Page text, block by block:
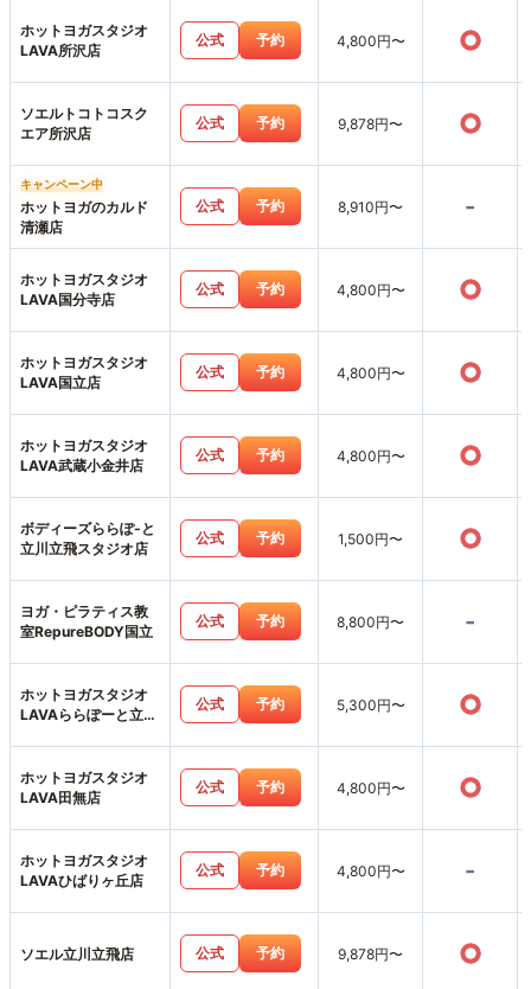
ホットヨガスタジオ
LAVA所沢店
公式 予約 4,800円〜 ○
ソエルトコトコスク
エア所沢店
公式 予約 9,878円〜 ○
キャンペーン中
ホットヨガのカルド
清瀬店
公式 予約 8,910円〜 -
ホットヨガスタジオ
LAVA国分寺店
公式 予約 4,800円〜 ○
ホットヨガスタジオ
LAVA国立店
公式 予約 4,800円〜 ○
ホットヨガスタジオ
LAVA武蔵小金井店
公式 予約 4,800円〜 ○
ボディーズららぽ-と
立川立飛スタジオ店
公式 予約 1,500円〜 ○
ヨガ・ピラティス教
室RepureBODY国立
公式 予約 8,800円〜 -
ホットヨガスタジオ
LAVAららぽーと立川
公式 予約 5,300円〜 ○
ホットヨガスタジオ
LAVA田無店
公式 予約 4,800円〜 ○
ホットヨガスタジオ
LAVAひばりヶ丘店
公式 予約 4,800円〜 -
ソエル立川立飛店 公式 予約 9,878円〜 ○